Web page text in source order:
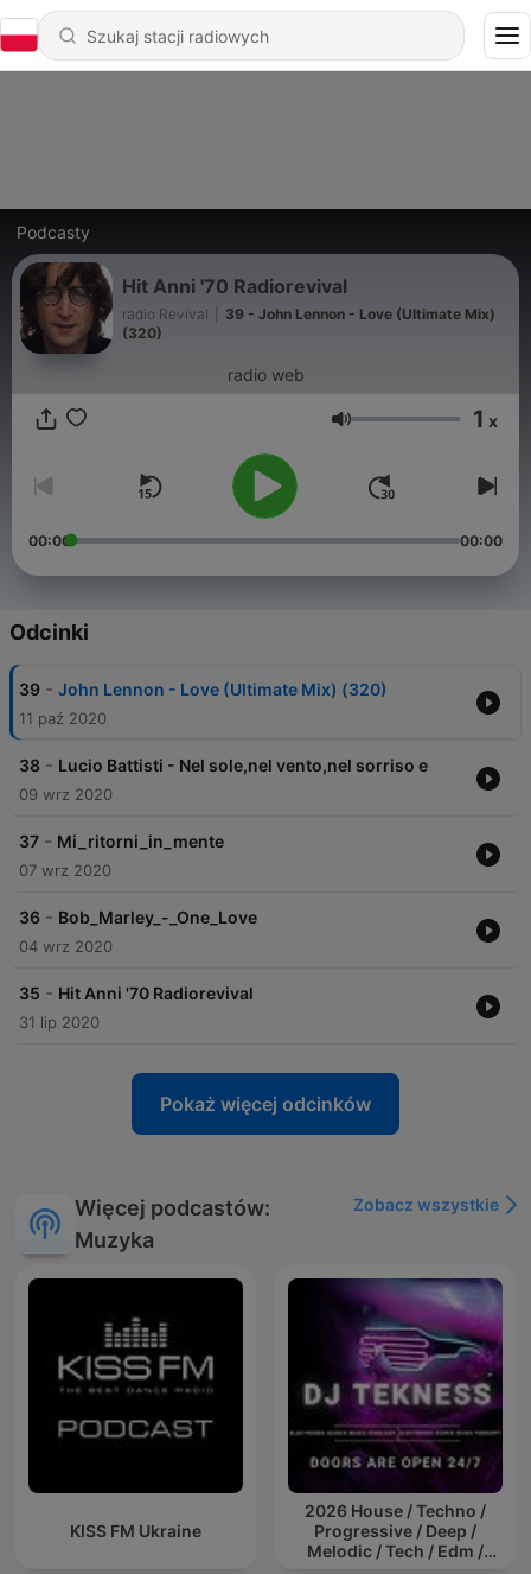
Podcasty
Hit Anni '70 Radiorevival
radio Revival
39 - John Lennon - Love (Ultimate Mix)
(320)
radio web
Głośność 1 x
00:00 00:00
Odcinki
39 - John Lennon - Love (Ultimate Mix) (320)
11 paź 2020
38 - Lucio Battisti - Nel sole,nel vento,nel sorriso e
09 wrz 2020
37 - Mi_ritorni_in_mente
07 wrz 2020
36 - Bob_Marley_-_One_Love
04 wrz 2020
35 - Hit Anni '70 Radiorevival
31 lip 2020
Pokaż więcej odcinków
Więcej podcastów:
Muzyka
Zobacz wszystkie
KISS FM Ukraine
2026 House / Techno /
Progressive / Deep /
Melodic / Tech / Edm /